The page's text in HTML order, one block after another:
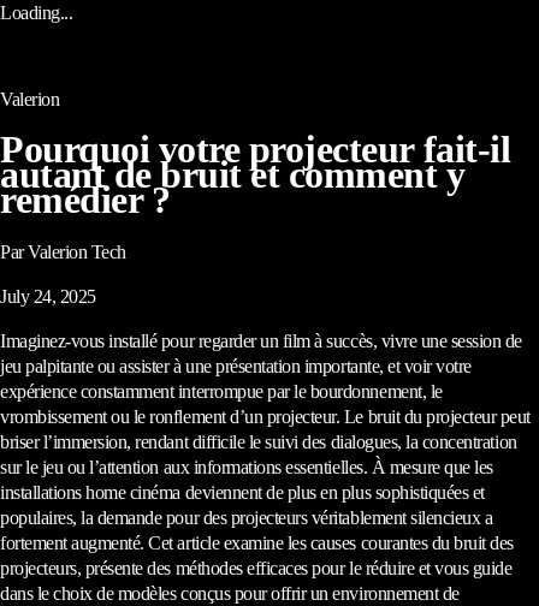
Loading...
Valerion
Pourquoi votre projecteur fait-il
autant de bruit et comment y
remédier ?
Par Valerion Tech
July 24, 2025
Imaginez-vous installé pour regarder un film à succès, vivre une session de
jeu palpitante ou assister à une présentation importante, et voir votre
expérience constamment interrompue par le bourdonnement, le
vrombissement ou le ronflement d’un projecteur. Le bruit du projecteur peut
briser l’immersion, rendant difficile le suivi des dialogues, la concentration
sur le jeu ou l’attention aux informations essentielles. À mesure que les
installations home cinéma deviennent de plus en plus sophistiquées et
populaires, la demande pour des projecteurs véritablement silencieux a
fortement augmenté. Cet article examine les causes courantes du bruit des
projecteurs, présente des méthodes efficaces pour le réduire et vous guide
dans le choix de modèles conçus pour offrir un environnement de